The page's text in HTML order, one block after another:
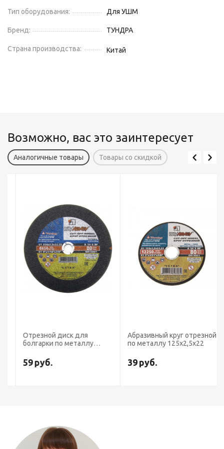
Тип оборудования: Для УШМ
Бренд: ТУНДРА
Страна производства: Китай
Возможно, вас это заинтересует
Аналогичные товары Товары со скидкой
Отрезной диск для
болгарки по металлу
59руб.
Абразивный круг отрезной
по металлу 125х2,5х22
39руб.